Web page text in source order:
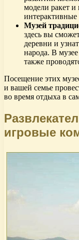
модели ракет и
интерактивные
Музей
здесь вы
деревни и
народа. В
также
Посещение этих
и вашей семье
во время отдыха в
игровые